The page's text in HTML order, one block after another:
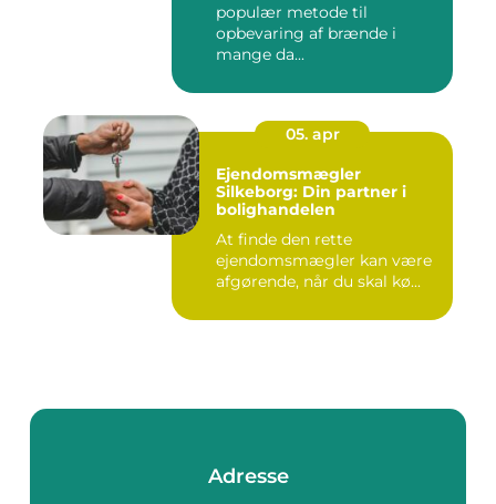
populær metode til
opbevaring af brænde i
mange da...
05. apr
Ejendomsmægler
Silkeborg: Din partner i
bolighandelen
At finde den rette
ejendomsmægler kan være
afgørende, når du skal kø...
Adresse